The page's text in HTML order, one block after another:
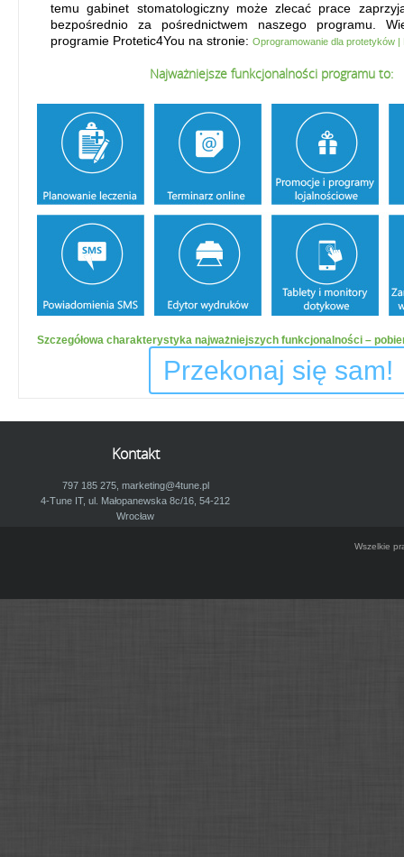
temu gabinet stomatologiczny może zlecać prace
bezpośrednio za pośrednictwem naszego programu.
programie Protetic4You na stronie: Oprogramowanie dla protetyków
Najważniejsze funkcjonalności programu to:
Szczegółowa charakterystyka najważniejszych funkcjonalności –
Przekonaj się sam!
Kontakt
797 185 275, marketing@4tune.pl
4-Tune IT, ul. Małopanewska 8c/16, 54-212
Wrocław
Wszelkie